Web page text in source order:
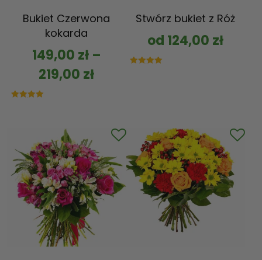
Bukiet Czerwona
kokarda
149,00 zł–
219,00 zł
Stwórz bukiet z Róż
od 124,00 zł